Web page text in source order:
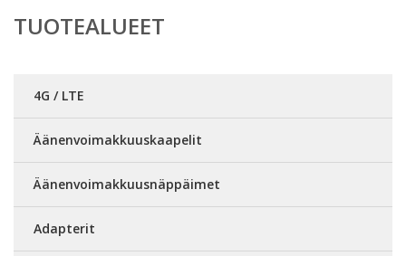
TUOTEALUEET
4G / LTE
Äänenvoimakkuuskaapelit
Äänenvoimakkuusnäppäimet
Adapterit